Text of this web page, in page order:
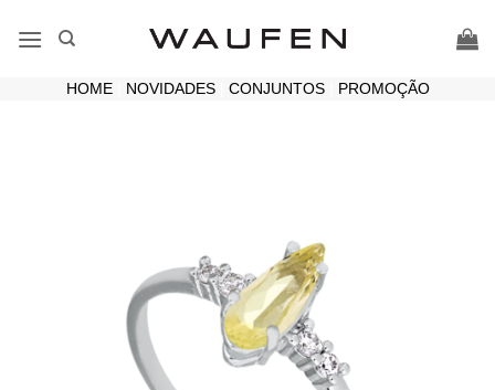
HOME| NOVIDADES| CONJUNTOS| PROMOÇÃO